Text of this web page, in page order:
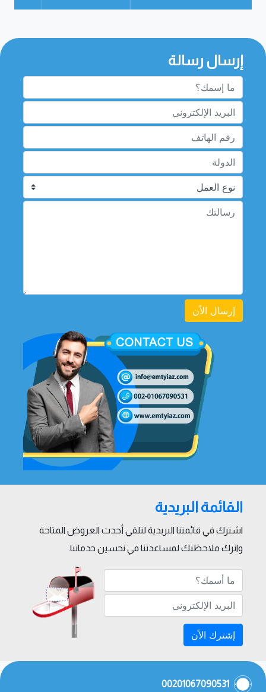
إرسال رسالة
إرسال الاًن
القائمة البريدية
اشترك في قائمتنا البريدية لتلقي أحدث العروض المتاحة
واترك ملاحظتك لمساعدتنا في تحسين خدماتنا.
إشترك الاًن
00201067090531